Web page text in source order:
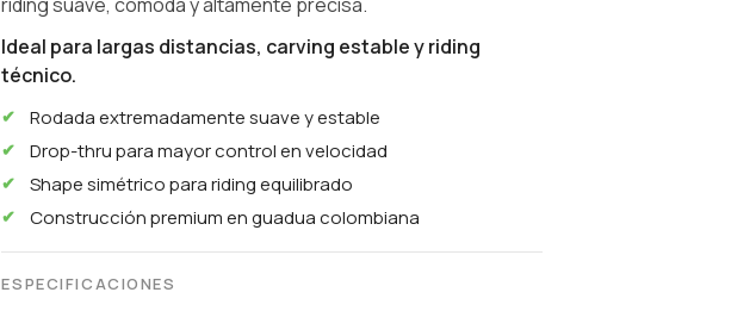
Ideal para largas distancias, carving estable y riding
técnico.
Rodada extremadamente suave y estable
Drop-thru para mayor control en velocidad
Shape simétrico para riding equilibrado
Construcción premium en guadua colombiana
ESPECIFICACIONES